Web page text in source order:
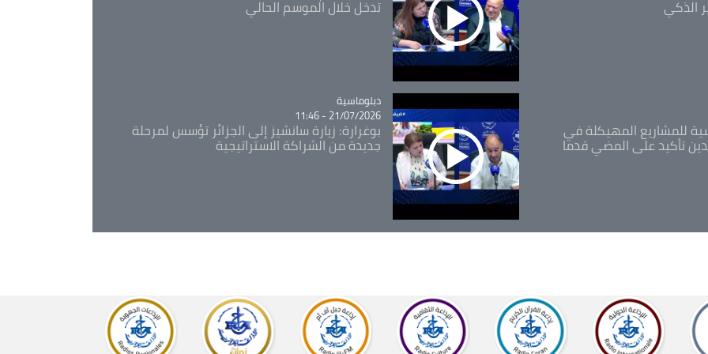
الذكي تدخل خلال الموسم الحالي
للمشاريع المهيكلة في
تأكيد على المضي قدما
Catégorie
دبلوماسية
21/07/2026 - 11:46
بوغرارة: زيارة سانشيز إلى الجزائر تؤسس لمرحلة
جديدة من الشراكة الاستراتيجية